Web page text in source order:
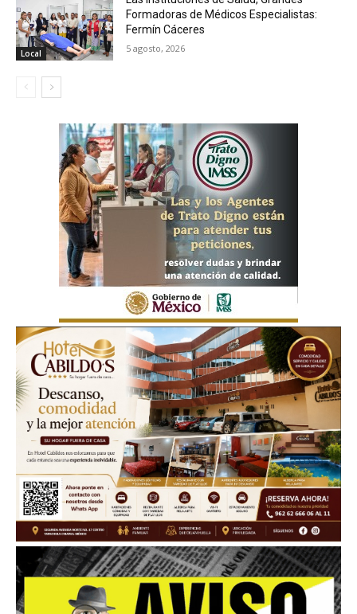
Local
Formadoras de Médicos Especialistas:
Fermín Cáceres
5 agosto, 2026